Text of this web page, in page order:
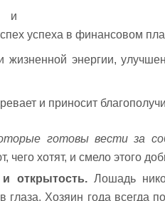
и
успеха в финансовом
жизненной энергии,
и приносит
готовы вести за
хотят, и смело этого
открытость.Лошадь
Хозяин года всегда